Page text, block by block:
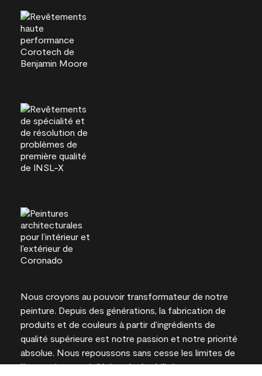
Nous croyons au pouvoir transformateur de notre
peinture. Depuis des générations, la fabrication de
produits et de couleurs à partir d’ingrédients de
qualité supérieure est notre passion et notre priorité
absolue. Nous repoussons sans cesse les limites de
l’innovation et privilégions la durabilité pour